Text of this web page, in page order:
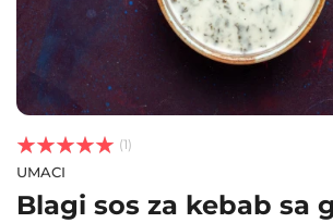


 (1)
UMACI
Blagi sos za kebab sa